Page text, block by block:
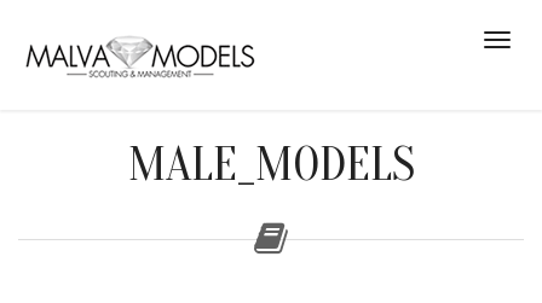
MALE_MODELS